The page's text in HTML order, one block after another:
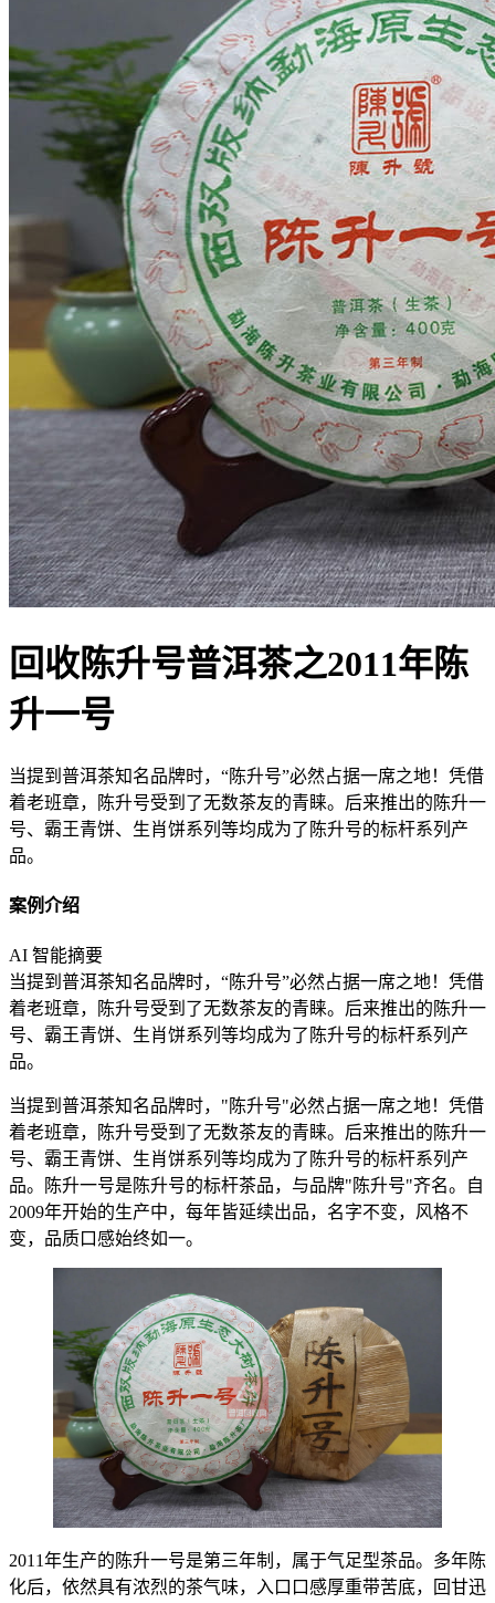
回收陈升号普洱茶之2011年陈
升一号
​当提到普洱茶知名品牌时，“陈升号”必然占据一席之地！凭借
着老班章，陈升号受到了无数茶友的青睐。后来推出的陈升一
号、霸王青饼、生肖饼系列等均成为了陈升号的标杆系列产
品。
案例介绍
AI 智能摘要
​当提到普洱茶知名品牌时，“陈升号”必然占据一席之地！凭借
着老班章，陈升号受到了无数茶友的青睐。后来推出的陈升一
号、霸王青饼、生肖饼系列等均成为了陈升号的标杆系列产
品。
当提到普洱茶知名品牌时，"陈升号"必然占据一席之地！凭借
着老班章，陈升号受到了无数茶友的青睐。后来推出的陈升一
号、霸王青饼、生肖饼系列等均成为了陈升号的标杆系列产
品。陈升一号是陈升号的标杆茶品，与品牌"陈升号"齐名。自
2009年开始的生产中，每年皆延续出品，名字不变，风格不
变，品质口感始终如一。
2011年生产的陈升一号是第三年制，属于气足型茶品。多年陈
化后，依然具有浓烈的茶气味，入口口感厚重带苦底，回甘迅